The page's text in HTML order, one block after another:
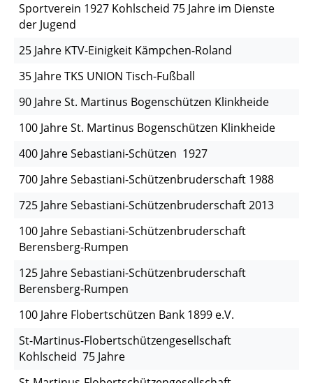
Sportverein 1927 Kohlscheid 75 Jahre im Dienste
der Jugend
25 Jahre KTV-Einigkeit Kämpchen-Roland
35 Jahre TKS UNION Tisch-Fußball
90 Jahre St. Martinus Bogenschützen Klinkheide
100 Jahre St. Martinus Bogenschützen Klinkheide
400 Jahre Sebastiani-Schützen 1927
700 Jahre Sebastiani-Schützenbruderschaft 1988
725 Jahre Sebastiani-Schützenbruderschaft 2013
100 Jahre Sebastiani-Schützenbruderschaft
Berensberg-Rumpen
125 Jahre Sebastiani-Schützenbruderschaft
Berensberg-Rumpen
100 Jahre Flobertschützen Bank 1899 e.V.
St-Martinus-Flobertschützengesellschaft
Kohlscheid 75 Jahre